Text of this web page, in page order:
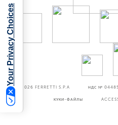
©2026 FERRETTI S.P.A НДС №
КУКИ-ФАЙЛЫ
Your Privacy Choices